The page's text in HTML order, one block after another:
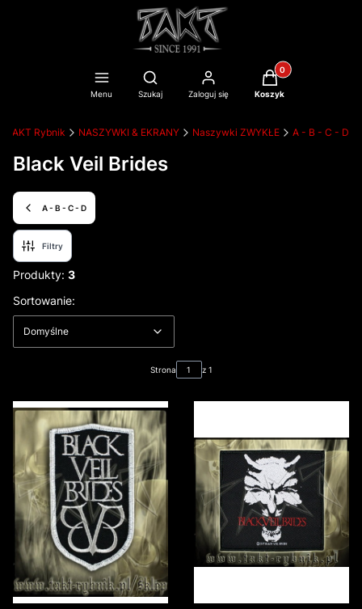
Menu
Otwórz wyszukiwarkę
Szukaj Zaloguj się
Produkty w
Koszyk
TAKT Rybnik NASZYWKI & EKRANY Naszywki ZWYKŁE A - B - C - D
Black Veil Brides
A - B - C - D
Filtry
Produkty: 3
Lista produktów
Sortowanie:
Domyślne
Strona z 1